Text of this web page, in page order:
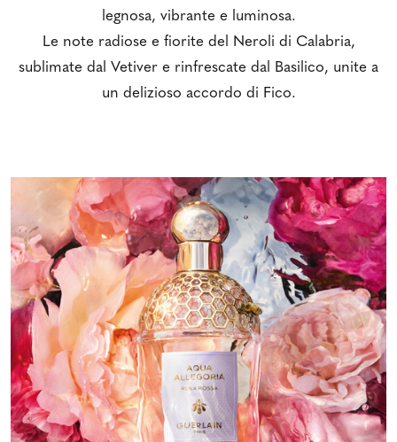
legnosa, vibrante e luminosa.
Le note radiose e fiorite del Neroli di Calabria,
sublimate dal Vetiver e rinfrescate dal Basilico, unite a
un delizioso accordo di Fico.